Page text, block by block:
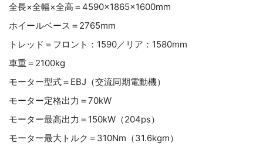
全長×全幅×全高＝4590×1865×1600mm
ホイールベース＝2765mm
トレッド＝フロント： 1590／リア： 1580mm
車重＝ 2100kg
モーター型式＝EBJ（交流同期電動機）
モーター定格出力＝70kW
モーター最高出力＝150kW （204ps）
モーター最大トルク＝310Nm（31.6kgm）